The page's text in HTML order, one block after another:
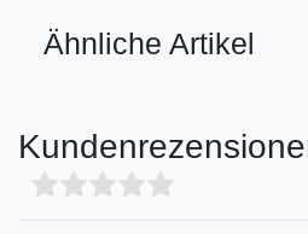
Ähnliche Artikel